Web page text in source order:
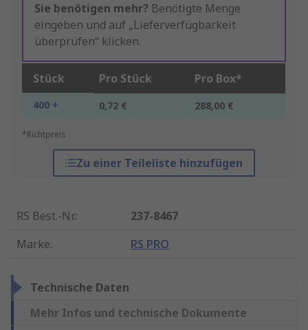
Sie benötigen mehr? Benötigte Menge
eingeben und auf „Lieferverfügbarkeit
überprüfen“ klicken.
Stück Pro Stück Pro Box*
400 + 0,72 € 288,00 €
*Richtpreis
Zu einer Teileliste hinzufügen
RS Best.-Nr.:
237-8467
Marke: RS PRO
Technische Daten
Mehr Infos und technische Dokumente